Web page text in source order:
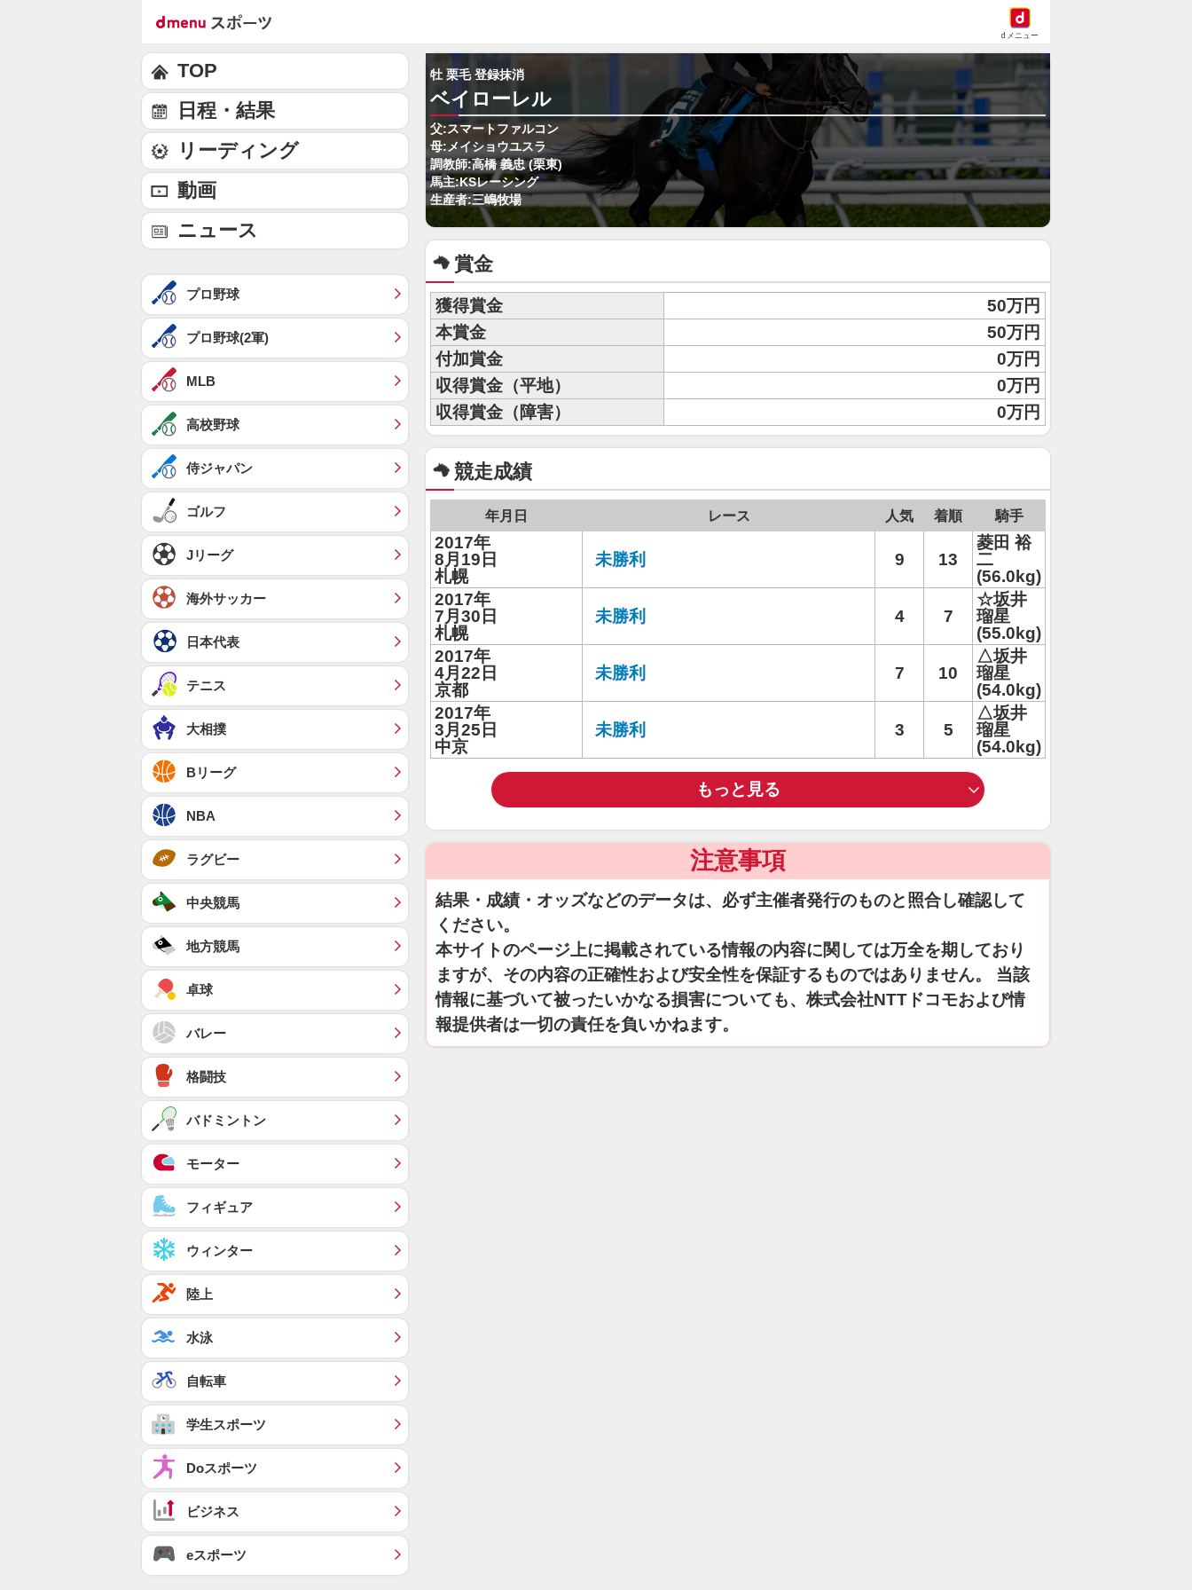
dメニュー
牡 栗毛 登録抹消
ベイローレル
父:スマートファルコン
母:メイショウユスラ
調教師:高橋 義忠 (栗東)
馬主:KSレーシング
生産者:三嶋牧場
賞金
獲得賞金
50万円
本賞金
50万円
付加賞金
0万円
収得賞金（平地）
0万円
収得賞金（障害）
0万円
競走成績
年月日 レース 人気 着順 騎手
2017年
8月19日
札幌
未勝利 9 13
菱田 裕
二
(56.0kg)
2017年
7月30日
札幌
未勝利 4 7
☆坂井
瑠星
(55.0kg)
2017年
4月22日
京都
未勝利 7 10
△坂井
瑠星
(54.0kg)
2017年
3月25日
中京
未勝利 3 5
△坂井
瑠星
(54.0kg)
もっと見る
注意事項
結果・成績・オッズなどのデータは、必ず主催者発行のものと照合し確認して
ください。
本サイトのページ上に掲載されている情報の内容に関しては万全を期しており
ますが、その内容の正確性および安全性を保証するものではありません。 当該
情報に基づいて被ったいかなる損害についても、株式会社NTTドコモおよび情
報提供者は一切の責任を負いかねます。
TOP
日程・結果
リーディング
動画
ニュース
プロ野球
プロ野球(2軍)
MLB
高校野球
侍ジャパン
ゴルフ
Jリーグ
海外サッカー
日本代表
テニス
大相撲
Bリーグ
NBA
ラグビー
中央競馬
地方競馬
卓球
バレー
格闘技
バドミントン
モーター
フィギュア
ウィンター
陸上
水泳
自転車
学生スポーツ
Doスポーツ
ビジネス
eスポーツ